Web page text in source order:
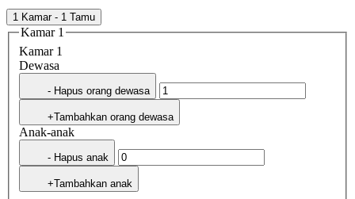
1 Kamar - 1 Tamu
Kamar 1
Kamar 1
Dewasa
- Hapus orang dewasa
+Tambahkan orang dewasa
Anak-anak
- Hapus anak
+Tambahkan anak